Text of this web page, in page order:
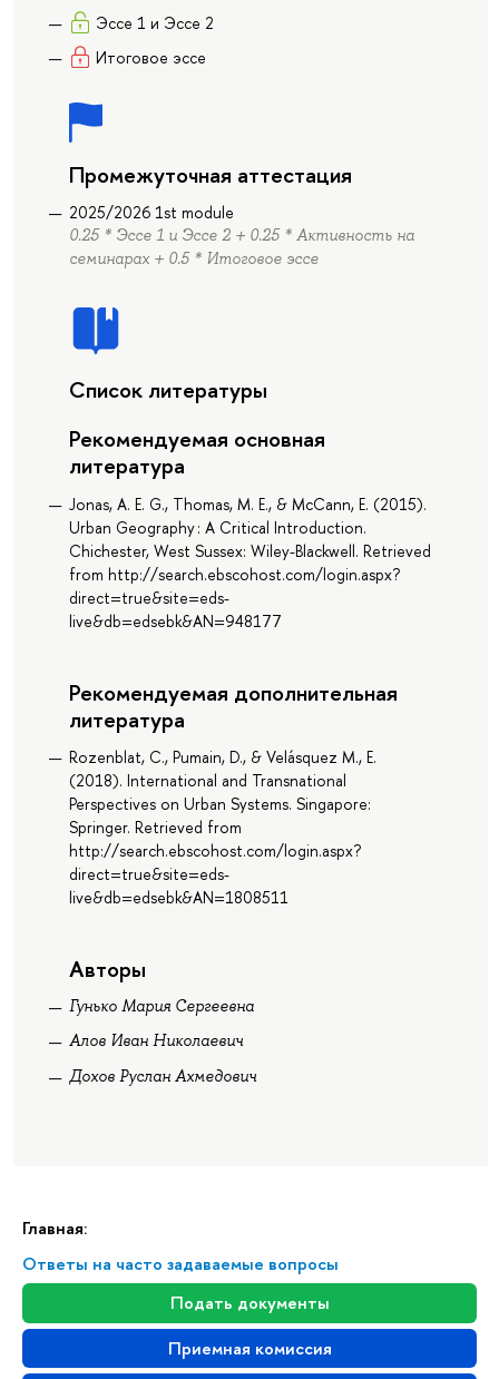
Главная:
Ответы на часто задаваемые вопросы
Подать документы
Приемная комиссия
Эссе 1 и Эссе 2
Итоговое эссе
Промежуточная аттестация
2025/2026 1st module
0.25 * Эссе 1 и Эссе 2 + 0.25 * Активность на
семинарах + 0.5 * Итоговое эссе
Список литературы
Рекомендуемая основная
литература
Jonas, A. E. G., Thomas, M. E., & McCann, E. (2015).
Urban Geography : A Critical Introduction.
Chichester, West Sussex: Wiley-Blackwell. Retrieved
from http://search.ebscohost.com/login.aspx?
direct=true&site=eds-
live&db=edsebk&AN=948177
Рекомендуемая дополнительная
литература
Rozenblat, C., Pumain, D., & Velásquez M., E.
(2018). International and Transnational
Perspectives on Urban Systems. Singapore:
Springer. Retrieved from
http://search.ebscohost.com/login.aspx?
direct=true&site=eds-
live&db=edsebk&AN=1808511
Авторы
Гунько Мария Сергеевна
Алов Иван Николаевич
Дохов Руслан Ахмедович